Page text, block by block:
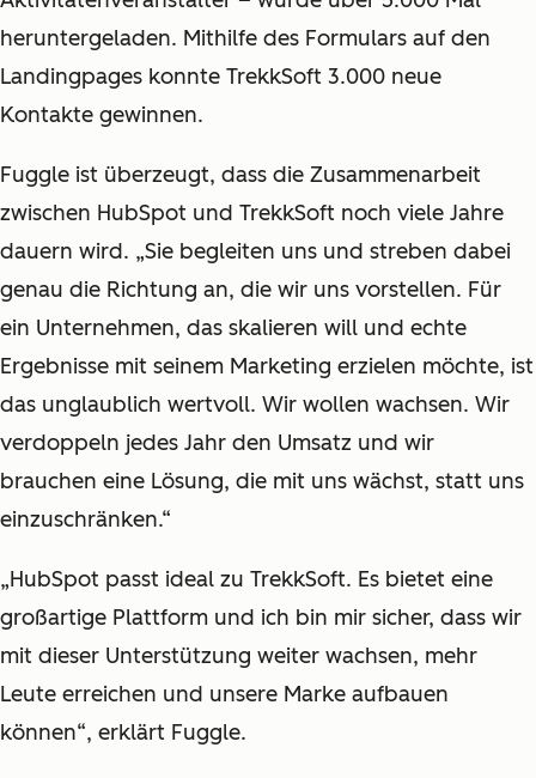
heruntergeladen. Mithilfe des Formulars auf den
Landingpages konnte TrekkSoft 3.000 neue
Kontakte gewinnen.
Fuggle ist überzeugt, dass die Zusammenarbeit
zwischen HubSpot und TrekkSoft noch viele Jahre
dauern wird. „Sie begleiten uns und streben dabei
genau die Richtung an, die wir uns vorstellen. Für
ein Unternehmen, das skalieren will und echte
Ergebnisse mit seinem Marketing erzielen möchte, ist
das unglaublich wertvoll. Wir wollen wachsen. Wir
verdoppeln jedes Jahr den Umsatz und wir
brauchen eine Lösung, die mit uns wächst, statt uns
einzuschränken.“
„HubSpot passt ideal zu TrekkSoft. Es bietet eine
großartige Plattform und ich bin mir sicher, dass wir
mit dieser Unterstützung weiter wachsen, mehr
Leute erreichen und unsere Marke aufbauen
können“, erklärt Fuggle.